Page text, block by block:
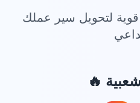
لتحويل سير عملك
شعبية